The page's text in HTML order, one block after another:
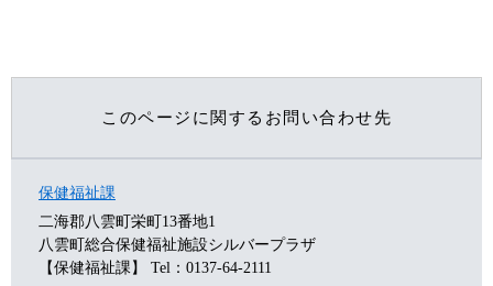
このページに関するお問い合わせ先
保健福祉課
二海郡八雲町栄町13番地1
八雲町総合保健福祉施設シルバープラザ
【保健福祉課】
Tel：0137-64-2111